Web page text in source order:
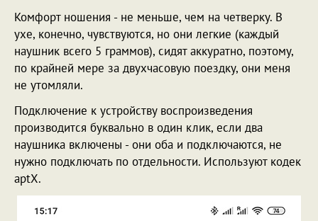
Комфорт ношения - не меньше, чем на четверку. В
ухе, конечно, чувствуются, но они легкие (каждый
наушник всего 5 граммов), сидят аккуратно, поэтому,
по крайней мере за двухчасовую поездку, они меня
не утомляли.
Подключение к устройству воспроизведения
производится буквально в один клик, если два
наушника включены - они оба и подключаются, не
нужно подключать по отдельности. Используют кодек
aptX.